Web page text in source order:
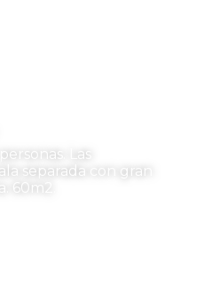
Las
separada con gran
60m2.